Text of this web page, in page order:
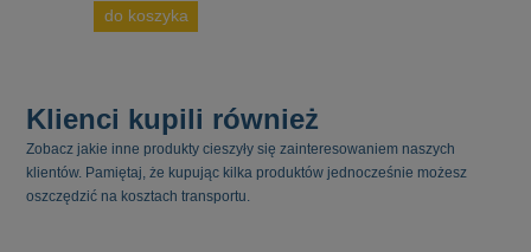
do koszyka
Klienci kupili również
Zobacz jakie inne produkty cieszyły się zainteresowaniem naszych
klientów. Pamiętaj, że kupując kilka produktów jednocześnie możesz
oszczędzić na kosztach transportu.